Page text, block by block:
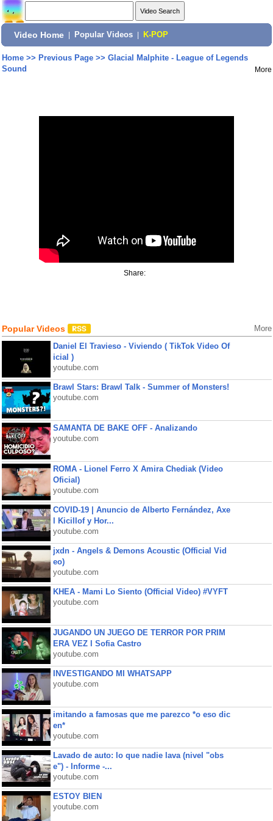
Video Home Popular Videos K-POP
Home>> Previous Page>> Glacial Malphite - League of Legends
Sound
More
Share:
Popular Videos More
Daniel El Travieso - Viviendo ( TikTok Video Of
icial )
youtube.com
Brawl Stars: Brawl Talk - Summer of Monsters!
youtube.com
SAMANTA DE BAKE OFF - Analizando
youtube.com
ROMA - Lionel Ferro X Amira Chediak (Video
Oficial)
youtube.com
COVID-19 | Anuncio de Alberto Fernández, Axe
l Kicillof y Hor...
youtube.com
jxdn - Angels & Demons Acoustic (Official Vid
eo)
youtube.com
KHEA - Mami Lo Siento (Official Video) #VYFT
youtube.com
JUGANDO UN JUEGO DE TERROR POR PRIM
ERA VEZ l Sofia Castro
youtube.com
INVESTIGANDO MI WHATSAPP
youtube.com
imitando a famosas que me parezco *o eso dic
en*
youtube.com
Lavado de auto: lo que nadie lava (nivel "obs
e") - Informe -...
youtube.com
ESTOY BIEN
youtube.com